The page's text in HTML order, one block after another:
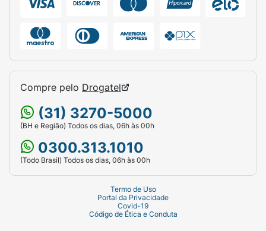
Compre pelo Drogatel
(31) 3270-5000
(BH e Região) Todos os dias, 06h às 00h
0300.313.1010
(Todo Brasil) Todos os dias, 06h às 00h
Termo de Uso
Portal da Privacidade
Covid-19
Código de Ética e Conduta